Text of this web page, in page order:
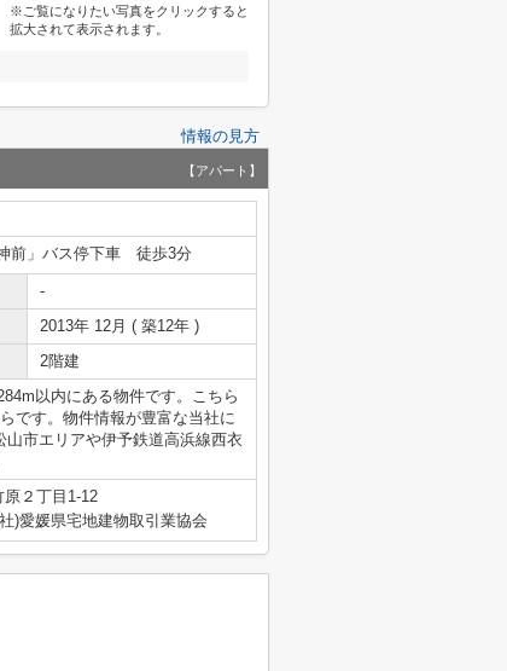
※ご覧になりたい写真をクリックすると
拡大されて表示されます。
情報の見方
【アパート】
前」バス停下車 徒歩3分
-
2013年 12月 ( 築12年 )
2階建
以内にある物件です。こちら
です。物件情報が豊富な当社に
市エリアや伊予鉄道高浜線西衣
２丁目1-12
)愛媛県宅地建物取引業協会